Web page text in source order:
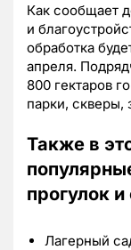
Как сообщает
и
обработка
апреля.
800 гектаров
парки, скверы,
Также в
прогулок
Лагерный